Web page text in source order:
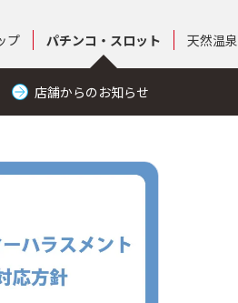
プ パチンコ・スロット 天然温泉
店舗からのお知らせ